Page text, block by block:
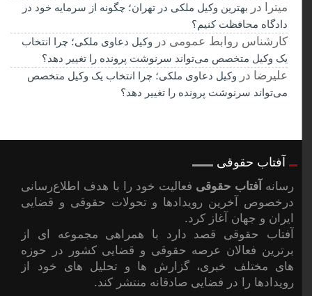
میترادربهترین وکیل ملکی در تهران؛ چگونه از سرمایه خود در
دادگاه محافظت کنیم؟
کارشناس روابط عمومیدروکیل دعاوی ملکی؛ چرا انتخاب
یک وکیل متخصص می‌تواند سرنوشت پرونده را تغییر دهد؟
علیرضادروکیل دعاوی ملکی؛ چرا انتخاب یک وکیل متخصص
می‌تواند سرنوشت پرونده را تغییر دهد؟
آفتاب حقوقی
رسانهآفتاب حقوقیفعالیت خود را با هدف اطلاع‌رسانی
درخصوص آخرین رویدادها و تحولات حقوقی و قضایی
ایران و جهان آغاز کرد.
آفتاب حقوقی قصد دارد با همراهی مجموعه ای از
برترین فعالان عرصه حقوقی و قضایی کشور در حوزه
های مختلف خبری، گزارش ها و تحلیل های خود از
رویدادها را در فضایی صادقانه منتشر کند.